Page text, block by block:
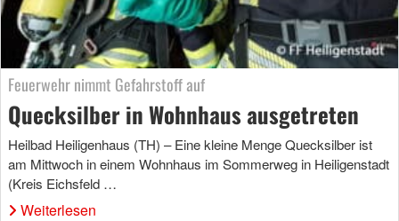
Feuerwehr nimmt Gefahrstoff auf
Quecksilber in Wohnhaus ausgetreten
Heilbad Heiligenhaus (TH) – Eine kleine Menge Quecksilber ist
am Mittwoch in einem Wohnhaus im Sommerweg in Heiligenstadt
(Kreis Eichsfeld …
Weiterlesen